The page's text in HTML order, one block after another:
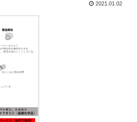
2021.01.02